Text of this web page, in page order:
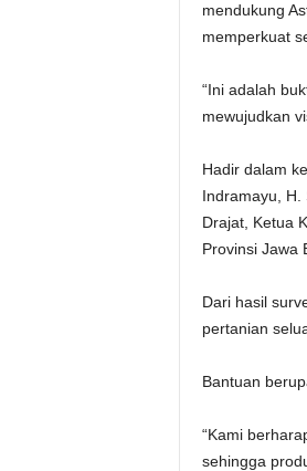
mendukung
memperkuat
“Ini adalah
mewujudkan
Hadir dalam
Indramayu, H.
Drajat, Ketua
Provinsi Jawa
Dari hasil
pertanian
Bantuan
“Kami
sehingga